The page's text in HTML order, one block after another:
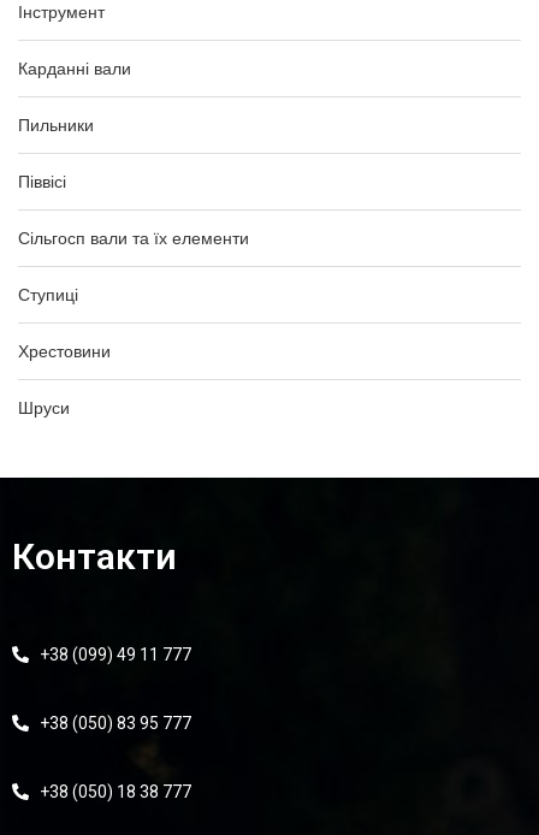
Інструмент
Карданні вали
Пильники
Піввісі
Сільгосп вали та їх елементи
Ступиці
Хрестовини
Шруси
Контакти
+38 (099) 49 11 777
+38 (050) 83 95 777
+38 (050) 18 38 777